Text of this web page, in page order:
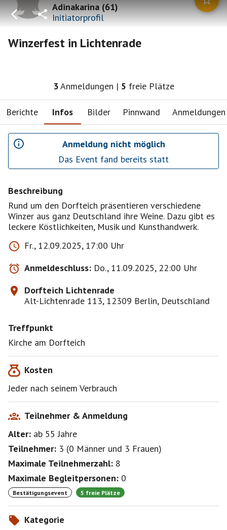
Adinakarina(61)
Initiatorprofil
Winzerfest in Lichtenrade
3Anmeldungen | 5 freie Plätze
Berichte Infos Bilder Pinnwand Anmeldungen
Anmeldung nicht möglich
Das Event fand bereits statt
Beschreibung
Rund um den Dorfteich präsentieren verschiedene
Winzer aus ganz Deutschland ihre Weine. Dazu gibt es
leckere Köstlichkeiten, Musik und Kunsthandwerk.
Fr., 12.09.2025, 17:00 Uhr
Anmeldeschluss: Do., 11.09.2025, 22:00 Uhr
Dorfteich Lichtenrade
Alt-Lichtenrade 113, 12309 Berlin, Deutschland
Treffpunkt
Kirche am Dorfteich
Kosten
Jeder nach seinem Verbrauch
Teilnehmer & Anmeldung
Alter: ab 55Jahre
Teilnehmer: 3 (0 Männer und 3 Frauen)
Maximale Teilnehmerzahl: 8
Maximale Begleitpersonen: 0
Bestätigungsevent 5 freie Plätze
Kategorie